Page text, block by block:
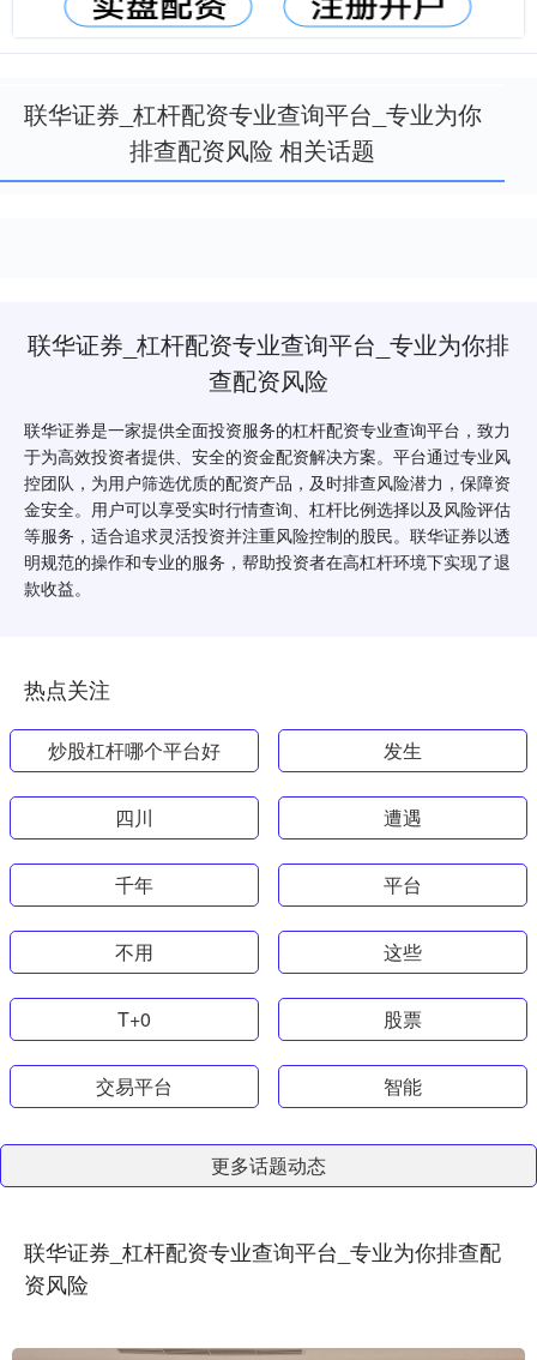
联华证券_杠杆配资专业查询平台_专业为你
排查配资风险 相关话题
联华证券_杠杆配资专业查询平台_专业为你排
查配资风险
联华证券是一家提供全面投资服务的杠杆配资专业查询平台，致力
于为高效投资者提供、安全的资金配资解决方案。平台通过专业风
控团队，为用户筛选优质的配资产品，及时排查风险潜力，保障资
金安全。用户可以享受实时行情查询、杠杆比例选择以及风险评估
等服务，适合追求灵活投资并注重风险控制的股民。联华证券以透
明规范的操作和专业的服务，帮助投资者在高杠杆环境下实现了退
款收益。
热点关注
炒股杠杆哪个平台好 发生
四川 遭遇
千年 平台
不用 这些
T+0 股票
交易平台 智能
更多话题动态
联华证券_杠杆配资专业查询平台_专业为你排查配
资风险